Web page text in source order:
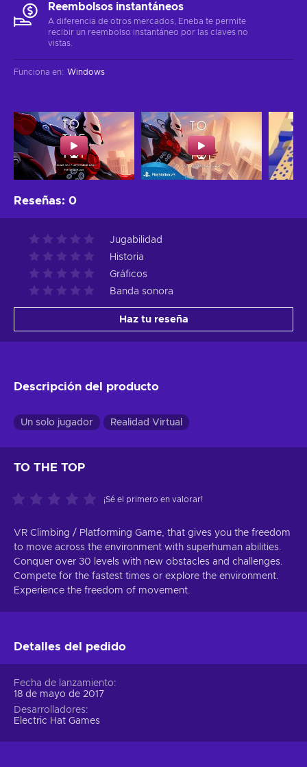
Reembolsos instantáneos
A diferencia de otros mercados, Eneba te permite
recibir un reembolso instantáneo por las claves no
vistas.
Funciona en: Windows
Reseñas: 0
Jugabilidad
Historia
Gráficos
Banda sonora
Haz tu reseña
Descripción del producto
Un solo jugador Realidad Virtual
TO THE TOP
¡Sé el primero en valorar!
VR Climbing / Platforming Game, that gives you the freedom
to move across the environment with superhuman abilities.
Conquer over 30 levels with new obstacles and challenges.
Compete for the fastest times or explore the environment.
Experience the freedom of movement.
Detalles del pedido
Fecha de lanzamiento
18 de mayo de 2017
Desarrolladores
Electric Hat Games